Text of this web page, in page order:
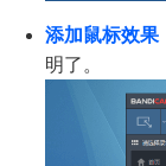
添加鼠标效果
明了。